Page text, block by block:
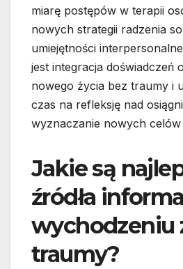
miarę postępów w terapii
nowych strategii radzenia
umiejętności
jest integracja doświadczeń
nowego życia bez traumy i
czas na refleksję nad
wyznaczanie nowych
Jakie są
źródła
wychodzeniu
traumy?